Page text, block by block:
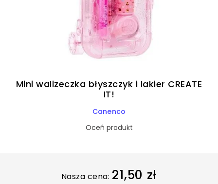
Mini walizeczka błyszczyk i lakier CREATE
IT!
Canenco
Oceń produkt
Nasza cena: 21,50 zł